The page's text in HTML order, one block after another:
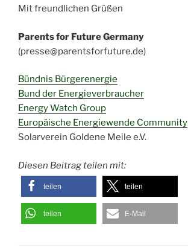
Mit freundlichen Grüßen
Parents for Future Germany
(presse@parentsforfuture.de)
Bündnis Bürgerenergie
Bund der Energieverbraucher
Energy Watch Group
Europäische Energiewende Community
Solarverein Goldene Meile e.V.
Diesen Beitrag teilen mit:
teilen teilen
teilen E-Mail